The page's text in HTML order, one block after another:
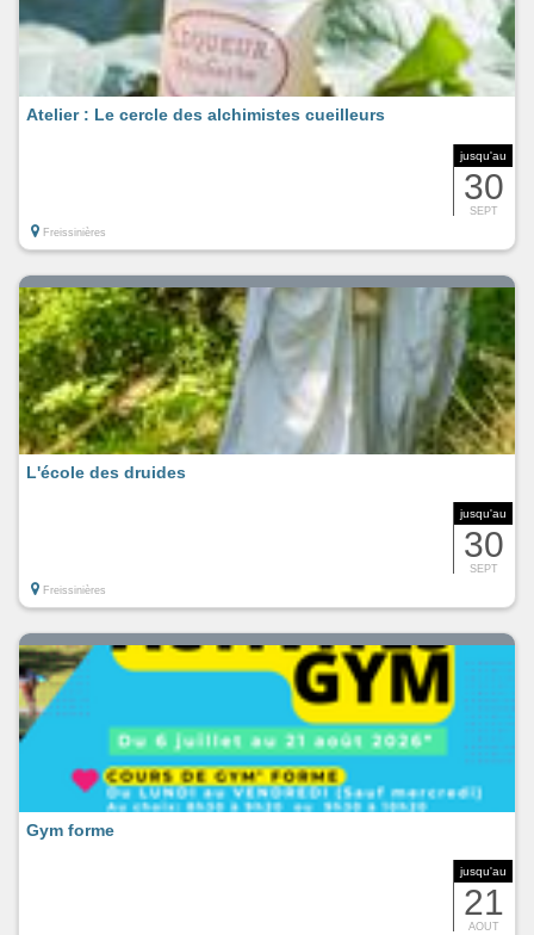
jusqu'au
30
SEPT
Atelier : Le cercle des alchimistes cueilleurs
Freissinières
jusqu'au
30
SEPT
L'école des druides
Freissinières
jusqu'au
21
AOUT
Gym forme